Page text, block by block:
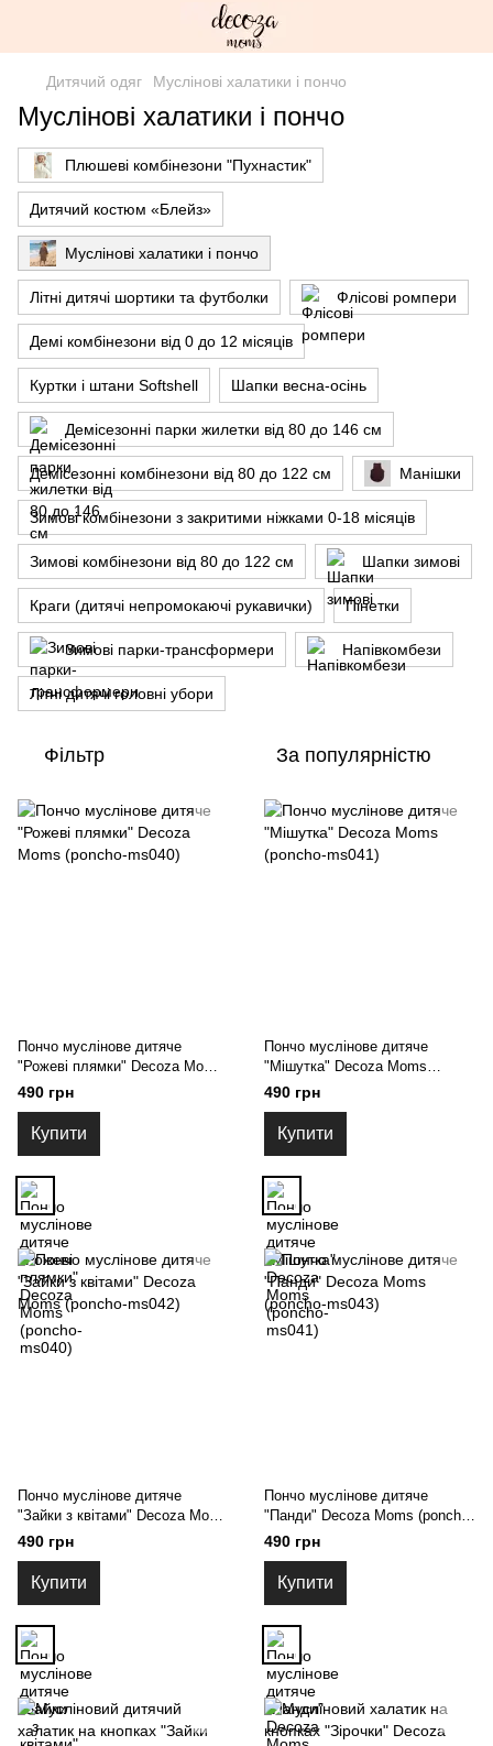
Дитячий одяг Муслінові халатики і пончо
Муслінові халатики і пончо
Плюшеві комбінезони "Пухнастик"
Дитячий костюм «Блейз»
Муслінові халатики і пончо
Літні дитячі шортики та футболки Флісові ромпери
Демі комбінезони від 0 до 12 місяців
Куртки і штани Softshell Шапки весна-осінь
Демісезонні парки жилетки від 80 до 146 см
Демісезонні комбінезони від 80 до 122 см Манішки
Зимові комбінезони з закритими ніжками 0-18 місяців
Зимові комбінезони від 80 до 122 см Шапки зимові
Краги (дитячі непромокаючі рукавички) Пінетки
Зимові парки-трансформери Напівкомбези
Літні дитячі головні убори
Фільтр За популярністю
Пончо муслінове дитяче
"Рожеві плямки" Decoza Moms
(poncho-ms040)
490 грн
Купити
Пончо муслінове дитяче
"Мішутка" Decoza Moms
(poncho-ms041)
490 грн
Купити
Пончо муслінове дитяче
"Зайки з квітами" Decoza Moms
(poncho-ms042)
490 грн
Купити
Пончо муслінове дитяче
"Панди" Decoza Moms (poncho-
ms043)
490 грн
Купити